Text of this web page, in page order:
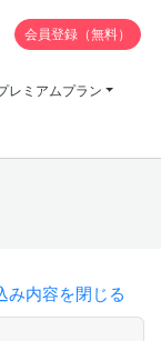
レミアムプラン
会員登録（無料）
内容を閉じる